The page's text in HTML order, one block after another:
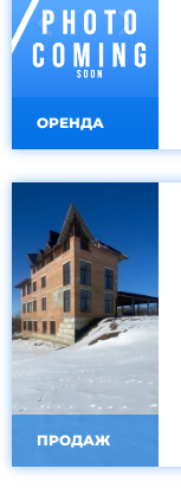
ОРЕНДА
ПРОДАЖ